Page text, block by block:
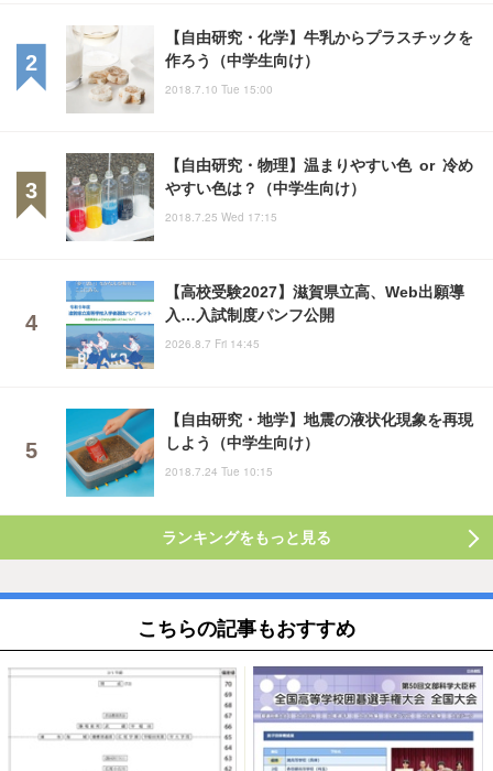
【自由研究・化学】牛乳からプラスチックを
作ろう（中学生向け）
2018.7.10 Tue 15:00
【自由研究・物理】温まりやすい色 or 冷め
やすい色は？（中学生向け）
2018.7.25 Wed 17:15
【高校受験2027】滋賀県立高、Web出願導
入…入試制度パンフ公開
2026.8.7 Fri 14:45
【自由研究・地学】地震の液状化現象を再現
しよう（中学生向け）
2018.7.24 Tue 10:15
ランキングをもっと見る
こちらの記事もおすすめ